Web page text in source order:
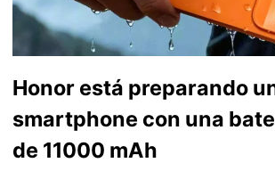
Honor está preparando
smartphone con una
de 11000 mAh